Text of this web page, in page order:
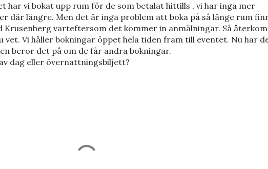
har vi bokat upp rum för de som betalat hittills , vi har inga mer
där längre. Men det är inga problem att boka på så länge rum
Krusenberg varteftersom det kommer in anmälningar. Så återkom
vet. Vi håller bokningar öppet hela tiden fram till eventet. Nu har
beror det på om de får andra bokningar.
dag eller övernattningsbiljett?